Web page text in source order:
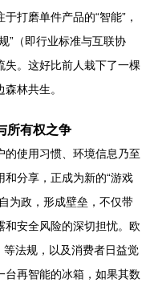
打磨单件产品的“智能”，
”（即行业标准与互联协
失。这好比前人栽下了一棵
林共生。
所有权之争
使用习惯、环境信息乃至
分享，正成为新的“游戏
为政，形成壁垒，不仅带
和安全风险的深切担忧。欧
法规，以及消费者日益觉
台再智能的冰箱，如果其数